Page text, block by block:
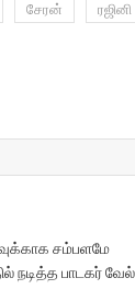
சேரன் ரஜினி
சம்பளமே
நடித்த பாடகர் வேல்